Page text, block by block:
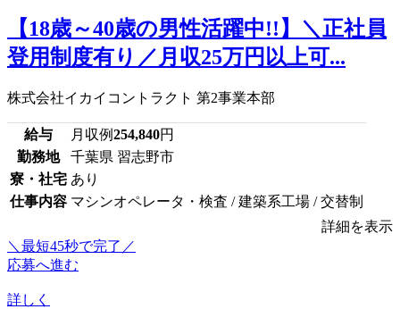
【18歳～40歳の男性活躍中!!】＼正社員
登用制度有り／月収25万円以上可...
株式会社イカイコントラクト 第2事業本部
給与 月収例254,840円
勤務地
千葉県 習志野市
寮・社宅 あり
仕事内容 マシンオペレータ・検査 / 建築系工場 / 交替制
詳細を表示
＼最短45秒で完了／
応募へ進む
詳しく